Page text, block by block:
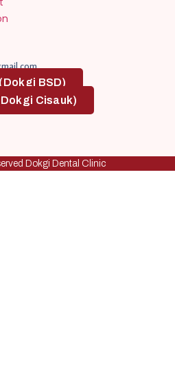
BSD)
Cisauk)
Dokgi Dental Clinic